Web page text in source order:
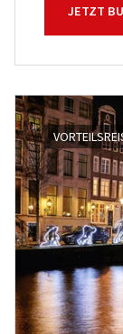
JETZT